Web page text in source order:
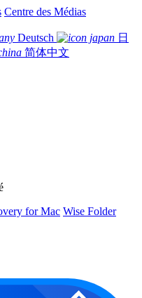
Centre des Médias
Deutsch
日
简体中文
for Mac Wise Folder